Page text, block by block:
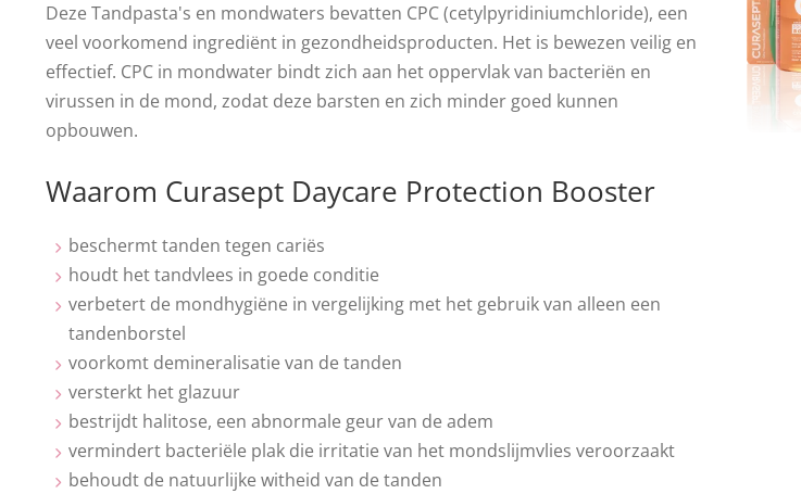
Deze Tandpasta's en mondwaters bevatten CPC (cetylpyridiniumchloride), een
veel voorkomend ingrediënt in gezondheidsproducten. Het is bewezen veilig en
effectief. CPC in mondwater bindt zich aan het oppervlak van bacteriën en
virussen in de mond, zodat deze barsten en zich minder goed kunnen
opbouwen.
Waarom Curasept Daycare Protection Booster
beschermt tanden tegen cariës
houdt het tandvlees in goede conditie
verbetert de mondhygiëne in vergelijking met het gebruik van alleen een
tandenborstel
voorkomt demineralisatie van de tanden
versterkt het glazuur
bestrijdt halitose, een abnormale geur van de adem
vermindert bacteriële plak die irritatie van het mondslijmvlies veroorzaakt
behoudt de natuurlijke witheid van de tanden